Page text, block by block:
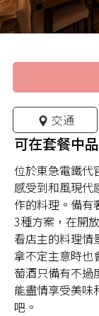
交通
可在套餐中
位於東急電鐵代
感受到和風現代
作的料理。備有
3種方案，在開
看店主的料理情
拿不定主意時也
萄酒只備有不過
能盡情享受美味
吧。